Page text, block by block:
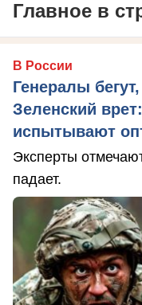
Главное в
В России
Генералы
Зеленский
испытывают
Эксперты
падает.